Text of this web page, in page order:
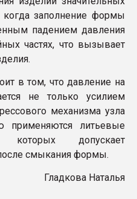
Всё, что касается
бутылок
заполнение формы
падением давления
частях, что вызывает
в том, что давление на
не только усилием
механизма узла
применяются литьевые
которых допускает
смыкания формы.
Гладкова Наталья